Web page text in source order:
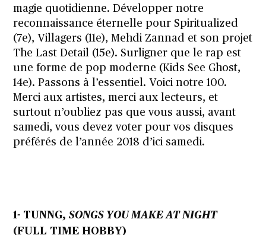
magie quotidienne. Développer notre
reconnaissance éternelle pour Spiritualized
(7e), Villagers (11e), Mehdi Zannad et son projet
The Last Detail (15e). Surligner que le rap est
une forme de pop moderne (Kids See Ghost,
14e). Passons à l’essentiel. Voici notre 100.
Merci aux artistes, merci aux lecteurs, et
surtout n’oubliez pas que vous aussi, avant
samedi, vous devez voter pour vos disques
préférés de l’année 2018 d’ici samedi.
1- TUNNG,SONGS YOU MAKE AT NIGHT
(FULL TIME HOBBY)